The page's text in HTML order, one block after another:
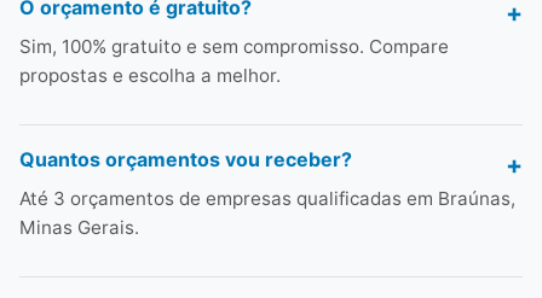
O orçamento é gratuito?
Sim, 100% gratuito e sem compromisso. Compare
propostas e escolha a melhor.
Quantos orçamentos vou receber?
Até 3 orçamentos de empresas qualificadas em Braúnas,
Minas Gerais.